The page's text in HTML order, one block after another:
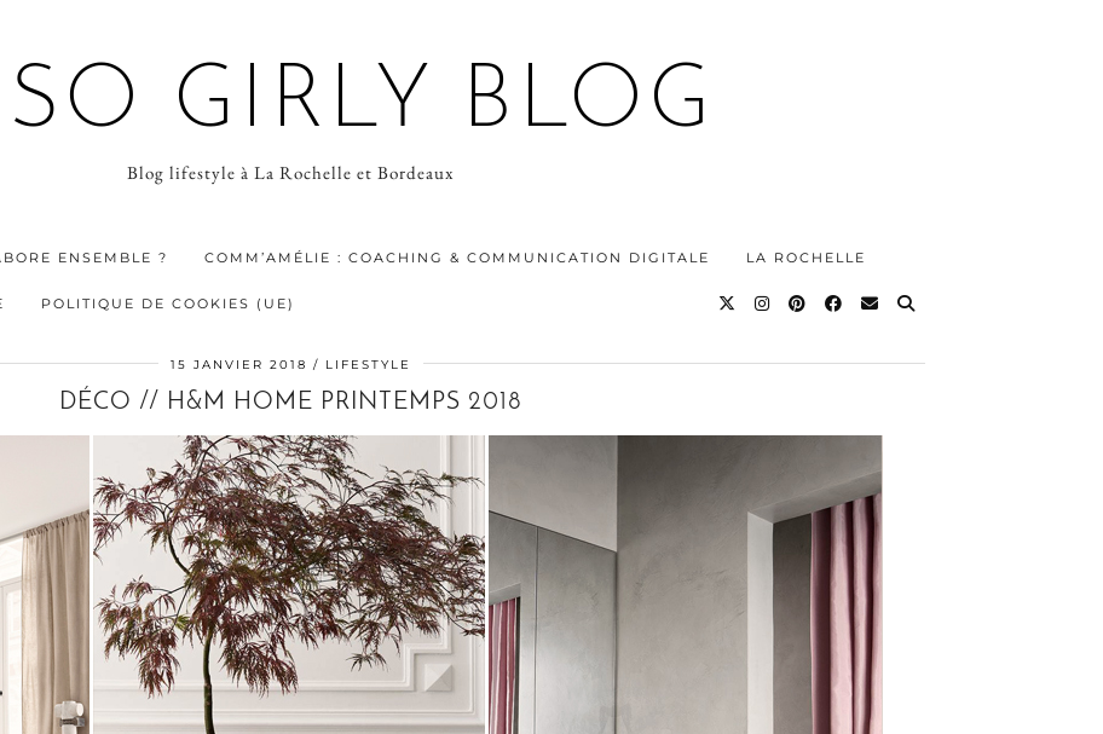
GIRLY BLOG
Blog lifestyle à La Rochelle et Bordeaux
ENSEMBLE ? COMM’AMÉLIE : COACHING & COMMUNICATION DIGITALE LA ROCHELLE
POLITIQUE DE COOKIES (UE)
15 JANVIER 2018 LIFESTYLE
DÉCO // H&M HOME PRINTEMPS 2018